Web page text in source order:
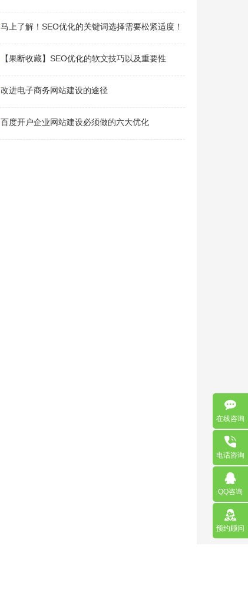
马上了解！SEO优化的关键词选择需要松紧适度！
【果断收藏】SEO优化的软文技巧以及重要性
改进电子商务网站建设的途径
百度开户企业网站建设必须做的六大优化
在线咨询
电话咨询
QQ咨询
预约顾问